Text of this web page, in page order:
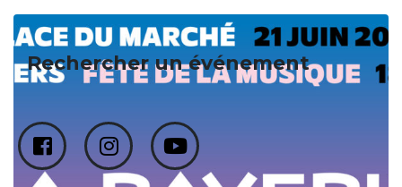
Rechercher un événement